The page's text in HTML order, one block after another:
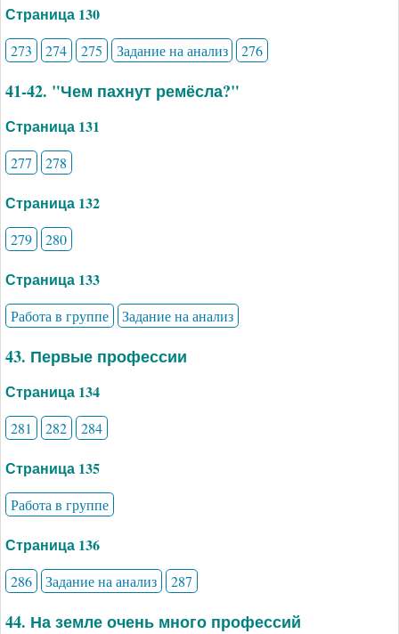
Страница 130
273 274 275 Задание на анализ 276
41-42. "Чем пахнут ремёсла?"
Страница 131
277 278
Страница 132
279 280
Страница 133
Работа в группе Задание на анализ
43. Первые профессии
Страница 134
281 282 284
Страница 135
Работа в группе
Страница 136
286 Задание на анализ 287
44. На земле очень много профессий